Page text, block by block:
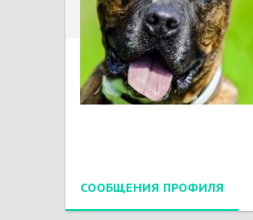
СООБЩЕНИЯ ПРОФИЛЯ